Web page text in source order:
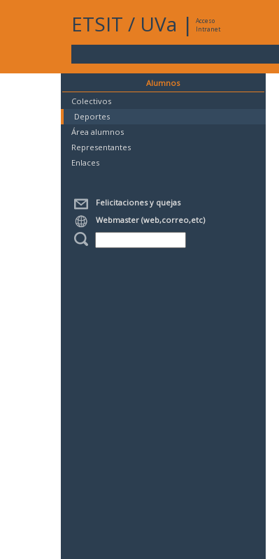
ETSIT / UVa |
Acceso
Intranet
Alumnos
Colectivos
Deportes
Área alumnos
Representantes
Enlaces
Felicitaciones y quejas
Webmaster (web,correo,etc)